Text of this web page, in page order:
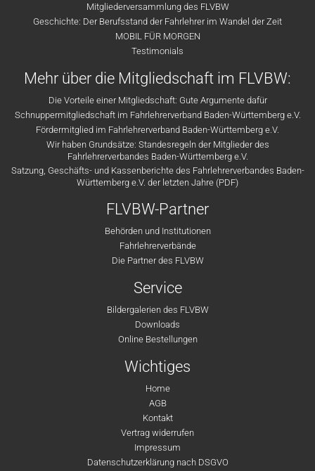
Mitgliederversammlung des FLVBW
Geschichte: Der Berufsstand der Fahrlehrer im Wandel der Zeit
MOBIL FÜR MORGEN
Testimonials
Mehr über die Mitgliedschaft im FLVBW:
Die Vorteile einer Mitgliedschaft: Gute Argumente dafür
Schnuppermitgliedschaft im Fahrlehrerverband Baden-Württemberg e.V.
Fördermitglied im Fahrlehrerverband Baden-Württemberg e.V.
Wir haben Grundsätze: Standesregeln der Mitglieder des
Fahrlehrerverbandes Baden-Württemberg e.V.
Satzung, Geschäfts- und Kassenberichte des Fahrlehrerverbandes Baden-
Württemberg e.V. der letzten Jahre (PDF)
FLVBW-Partner
Behörden und Institutionen
Fahrlehrerverbände
Die Partner des FLVBW
Service
Bildergalerien des FLVBW
Downloads
Online Bestellungen
Wichtiges
Home
AGB
Kontakt
Vertrag widerrufen
Impressum
Datenschutzerklärung nach DSGVO